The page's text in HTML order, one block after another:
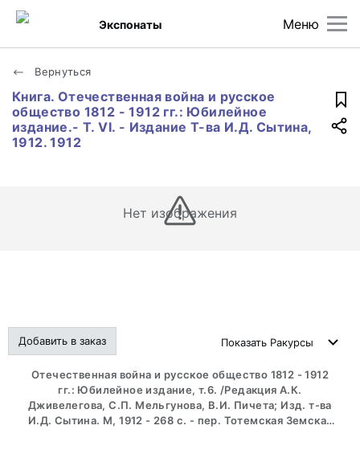
Меню
Экспонаты
Вернуться
Книга. Отечественная война и русское
общество 1812 - 1912 гг.: Юбилейное
издание.- Т. VI. - Издание Т-ва И.Д. Сытина,
1912. 1912
Нет изображения
Добавить в заказ Показать Ракурсы
Отечественная война и русское общество 1812 - 1912
гг.: Юбилейное издание, т.6. /Редакция А.К.
Дживелегова, С.П. Мельгунова, В.И. Пичета; Изд. т-ва
И.Д. Сытина. М, 1912 - 268 с. - пер. Тотемская Земская